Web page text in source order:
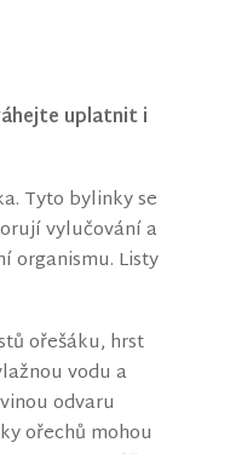
uplatnit i
Tyto bylinky se
vylučování a
organismu. Listy
ořešáku, hrst
vodu a
odvaru
ořechů mohou